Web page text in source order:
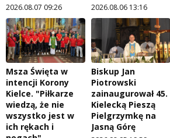
2026.08.07 09:26 2026.08.06 13:16
Msza Święta w
intencji Korony
Kielce. "Piłkarze
wiedzą, że nie
wszystko jest w
ich rękach i
Biskup Jan
Piotrowski
zainaugurował 45.
Kielecką Pieszą
Pielgrzymkę na
Jasną Górę